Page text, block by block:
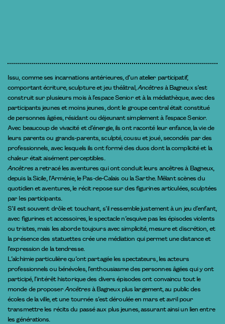
Issu, comme ses incarnations antérieures, d’un atelier participatif,
comportant écriture, sculpture et jeu théâtral, Ancêtresà Bagneux s’est
construit sur plusieurs mois à l’espace Senior et à la médiathèque, avec des
participants jeunes et moins jeunes, dont le groupe central était constitué
de personnes âgées, résidant ou déjeunant simplement à l’espace Senior.
Avec beaucoup de vivacité et d’énergie, ils ont raconté leur enfance, la vie de
leurs parents ou grands-parents, sculpté, cousu et joué, secondés par des
professionnels, avec lesquels ils ont formé des duos dont la complicité et la
chaleur était aisément perceptibles.
Ancêtresa retracé les aventures qui ont conduit leurs ancêtres à Bagneux,
depuis la Sicile, l’Arménie, le Pas-de-Calais ou la Sarthe. Mêlant scènes du
quotidien et aventures, le récit repose sur des figurines articulées, sculptées
par les participants.
S’il est souvent drôle et touchant, s’il ressemble justement à un jeu d’enfant,
avec figurines et accessoires, le spectacle n’esquive pas les épisodes violents
ou tristes, mais les aborde toujours avec simplicité, mesure et discrétion, et
la présence des statuettes crée une médiation qui permet une distance et
l’expression de la tendresse.
L’alchimie particulière qu’ont partagée les spectateurs, les acteurs
professionnels ou bénévoles, l’enthousiasme des personnes âgées qui y ont
participé, l’intérêt historique des divers épisodes ont convaincu tout le
monde de proposerAncêtresà Bagneux plus largement, au public des
écoles de la ville, et une tournée s’est déroulée en mars et avril pour
transmettre les récits du passé aux plus jeunes, assurant ainsi un lien entre
les générations.